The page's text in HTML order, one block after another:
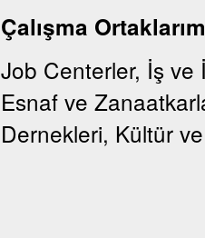
Çalışma
Job Centerler, İş ve
Esnaf ve
Dernekleri, Kültür